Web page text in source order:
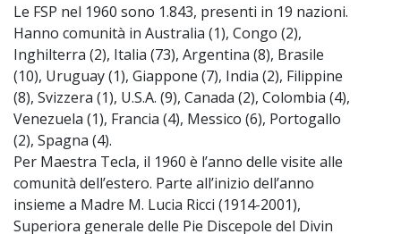
Le FSP nel 1960 sono 1.843, presenti in 19 nazioni.
Hanno comunità in Australia (1), Congo (2),
Inghilterra (2), Italia (73), Argentina (8), Brasile
(10), Uruguay (1), Giappone (7), India (2), Filippine
(8), Svizzera (1), U.S.A. (9), Canada (2), Colombia (4),
Venezuela (1), Francia (4), Messico (6), Portogallo
(2), Spagna (4).
Per Maestra Tecla, il 1960 è l’anno delle visite alle
comunità dell’estero. Parte all’inizio dell’anno
insieme a Madre M. Lucia Ricci (1914-2001),
Superiora generale delle Pie Discepole del Divin